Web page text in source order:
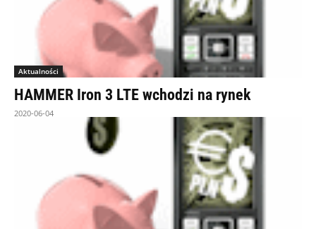
Aktualności
HAMMER Iron 3 LTE wchodzi na rynek
2020-06-04